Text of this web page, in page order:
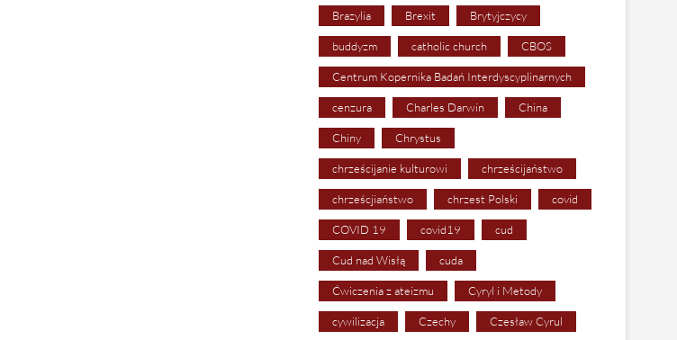
Brazylia Brexit Brytyjczycy
buddyzm catholic church CBOS
Centrum Kopernika Badań Interdyscyplinarnych
cenzura Charles Darwin China
Chiny Chrystus
chrześcijanie kulturowi chrześcijaństwo
chrześcjiaństwo chrzest Polski covid
COVID 19 covid19 cud
Cud nad Wisłą cuda
Ćwiczenia z ateizmu Cyryl i Metody
cywilizacja Czechy Czesław Cyrul